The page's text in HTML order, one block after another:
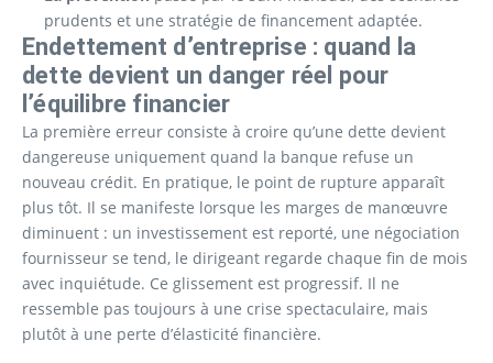
prudents et une stratégie de financement adaptée.
Endettement d’entreprise : quand la
dette devient un danger réel pour
l’équilibre financier
La première erreur consiste à croire qu’une dette devient
dangereuse uniquement quand la banque refuse un
nouveau crédit. En pratique, le point de rupture apparaît
plus tôt. Il se manifeste lorsque les marges de manœuvre
diminuent : un investissement est reporté, une négociation
fournisseur se tend, le dirigeant regarde chaque fin de mois
avec inquiétude. Ce glissement est progressif. Il ne
ressemble pas toujours à une crise spectaculaire, mais
plutôt à une perte d’élasticité financière.